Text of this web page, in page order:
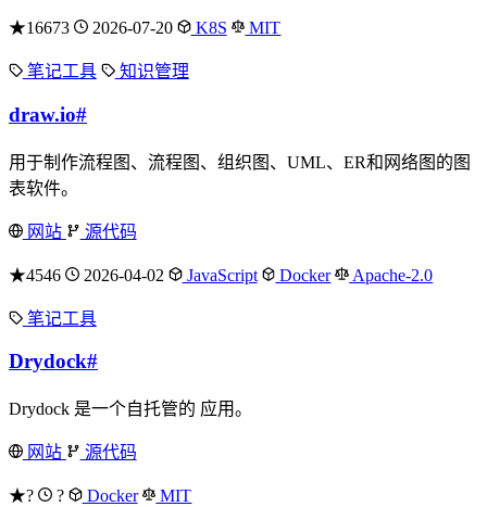
★16673 2026-07-20 K8S MIT
笔记工具 知识管理
draw.io#
用于制作流程图、流程图、组织图、UML、ER和网络图的图
表软件。
网站 源代码
★4546 2026-04-02 JavaScript Docker Apache-2.0
笔记工具
Drydock#
Drydock 是一个自托管的 应用。
网站 源代码
★? ? Docker MIT